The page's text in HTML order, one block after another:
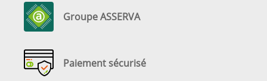
Groupe ASSERVA
Paiement sécurisé